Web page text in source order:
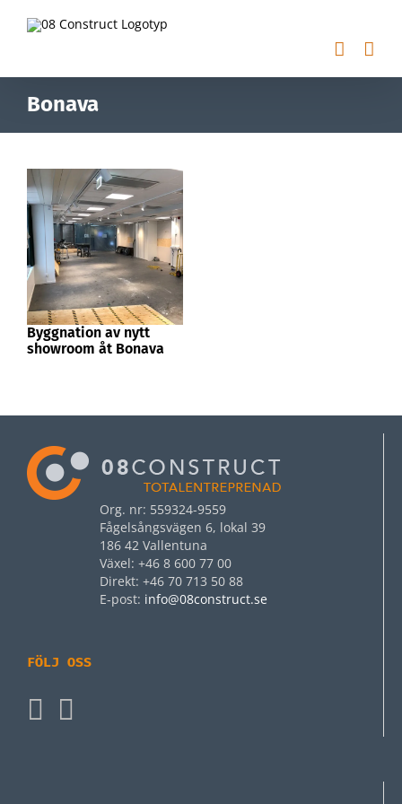
Bonava
Byggnation av nytt
showroom åt Bonava
Org. nr: 559324-9559
Fågelsångsvägen 6, lokal 39
186 42 Vallentuna
Växel: +46 8 600 77 00
Direkt: +46 70 713 50 88
E‑post: info@08construct.se
FÖLJ OSS